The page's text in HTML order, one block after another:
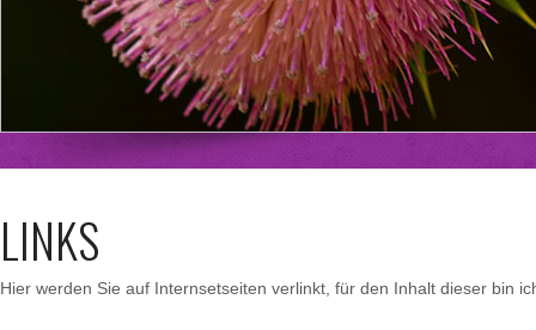
LINKS
Hier werden Sie auf Internsetseiten verlinkt, für den Inhalt dieser bin